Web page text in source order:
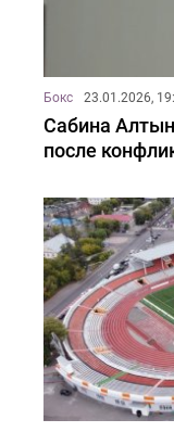
Бокс 23.01.2026,
Сабина
после